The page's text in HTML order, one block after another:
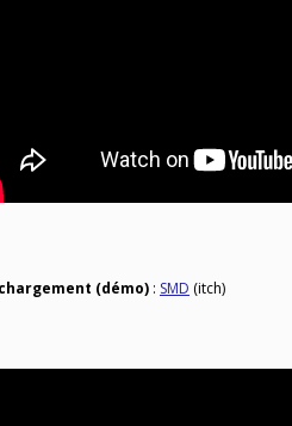
(démo) : SMD (itch)